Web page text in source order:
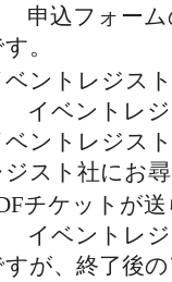
申込フォーム
。
ベントレジス
イベントレジ
ベントレジス
ジスト社にお
チケットが
イベントレジ
すが、終了後